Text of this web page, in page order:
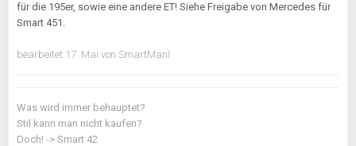
für die 195er, sowie eine andere ET! Siehe Freigabe von Mercedes für
Smart 451.
bearbeitet 17. Mai von SmartManI
Was wird immer behauptet?
Stil kann man nicht kaufen?
Doch! -> Smart 42